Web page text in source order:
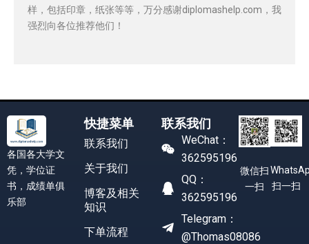
样，包括印章，纸张等等，万分感谢diplomashelp.com，我
强烈向各位推荐他们！
各国各大学文
凭，学位证
书，成绩单俱
乐部
快捷菜单
联系我们
关于我们
博客及相关
知识
下单流程
联系我们
WeChat：
362595196
QQ：
362595196
Telegram：
@Thomas08086
微信扫
一扫
扫一扫